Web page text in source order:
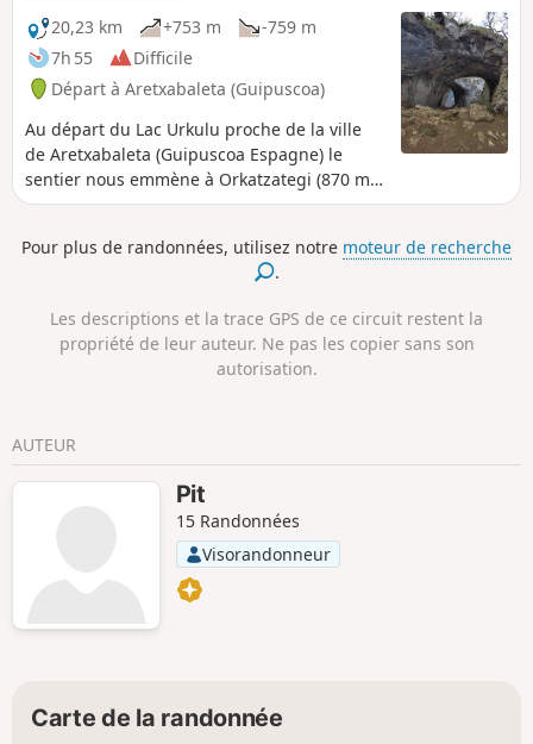
20,23 km
+753 m
-759 m
7h 55
Difficile
Départ à Aretxabaleta (Guipuscoa)
Au départ du Lac Urkulu proche de la ville
de Aretxabaleta (Guipuscoa Espagne) le
sentier nous emmène à Orkatzategi (870 m)
puis se dirige vers l'Ojo de Aitzulo. Retour
Pour plus de randonnées, utilisez notre moteur de recherche
.
Les descriptions et la trace GPS de ce circuit restent la
propriété de leur auteur. Ne pas les copier sans son
autorisation.
AUTEUR
Pit
15 Randonnées
Visorandonneur
Carte de la randonnée